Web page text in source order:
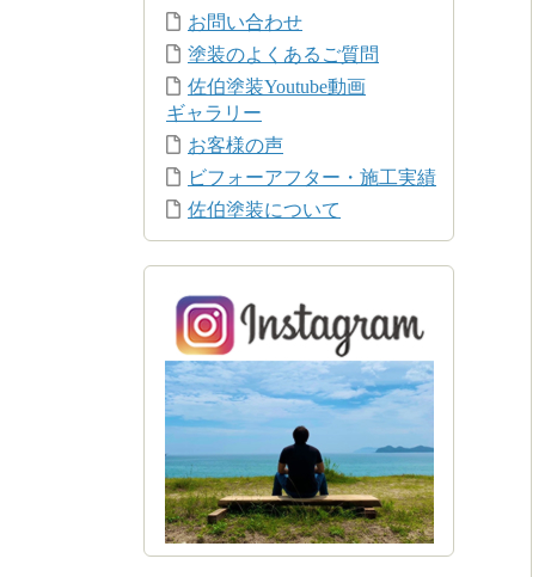
お問い合わせ
塗装のよくあるご質問
佐伯塗装Youtube動画
ギャラリー
お客様の声
ビフォーアフター・施工実績
佐伯塗装について